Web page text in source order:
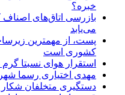
خبره؟
بازرسی اتاق‌های
می‌یابد
پست، از مهمترین
کشوری است
استقرار هوای نسبتا گرم
مهدی اختیاری رسما
دستگیری متخلفان شکار